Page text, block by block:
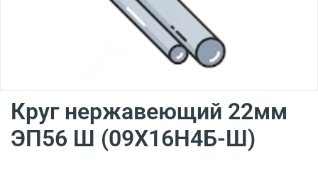
Круг нержавеющий 22мм
ЭП56 Ш (09Х16Н4Б-Ш)